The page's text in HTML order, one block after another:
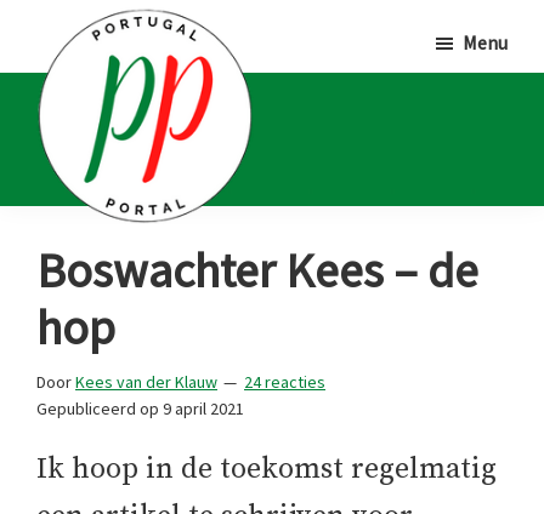
hoofd
inhoud
eerste
sidebar
voettekst
Portal
Portugalliefhebbers
en
fanaten
Menu
Boswachter Kees – de
hop
DoorKees van der Klauw
24 reacties
Gepubliceerd op 9 april 2021
Ik hoop in de toekomst regelmatig